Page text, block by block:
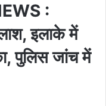
:
इलाके में
पुलिस जांच में